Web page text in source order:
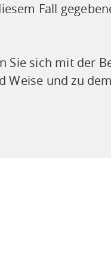
Fall
Sie sich mit der
und zu